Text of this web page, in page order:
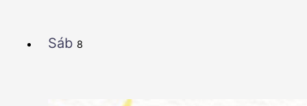
Sáb 8